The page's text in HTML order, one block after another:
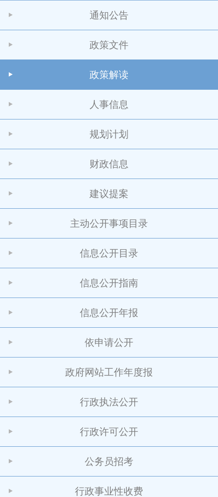
通知公告
政策文件
政策解读
人事信息
规划计划
财政信息
建议提案
主动公开事项目录
信息公开目录
信息公开指南
信息公开年报
依申请公开
政府网站工作年度报
行政执法公开
行政许可公开
公务员招考
行政事业性收费